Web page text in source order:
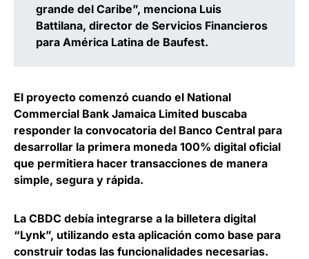
grande del Caribe”, menciona Luis
Battilana, director de Servicios Financieros
para América Latina de Baufest.
El proyecto comenzó cuando el National
Commercial Bank Jamaica Limited buscaba
responder la convocatoria del Banco Central para
desarrollar la primera moneda 100% digital oficial
que permitiera hacer transacciones de manera
simple, segura y rápida.
La CBDC debía integrarse a la billetera digital
“Lynk”, utilizando esta aplicación como base para
construir todas las funcionalidades necesarias.